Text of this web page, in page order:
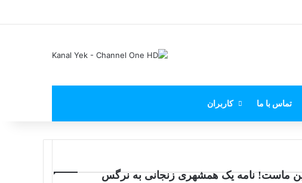
تماس با ما کاربران
ماست! نامه یک همشهری زنجانی به نرگس